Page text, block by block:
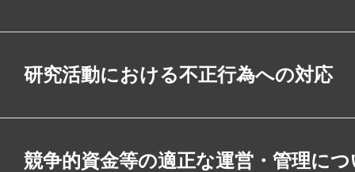
研究活動における不正行為への対応
競争的資金等の適正な運営・管理に